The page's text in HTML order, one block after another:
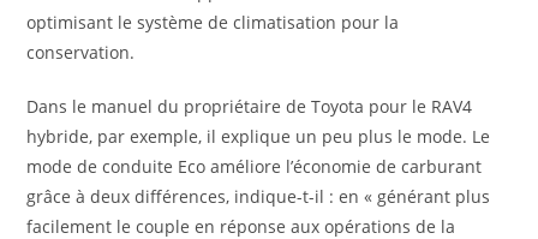
optimisant le système de climatisation pour la
conservation.
Dans le manuel du propriétaire de Toyota pour le RAV4
hybride, par exemple, il explique un peu plus le mode. Le
mode de conduite Eco améliore l’économie de carburant
grâce à deux différences, indique-t-il : en « générant plus
facilement le couple en réponse aux opérations de la